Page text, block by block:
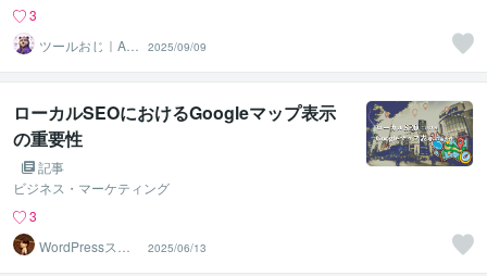
3
ツールおじ｜A
I・業務自動化・
小型開発
2025/09/09
ローカルSEOにおけるGoogleマップ表示
の重要性
記事
ビジネス・マーケティング
3
WordPressスペ
シャリストの菅
原
2025/06/13